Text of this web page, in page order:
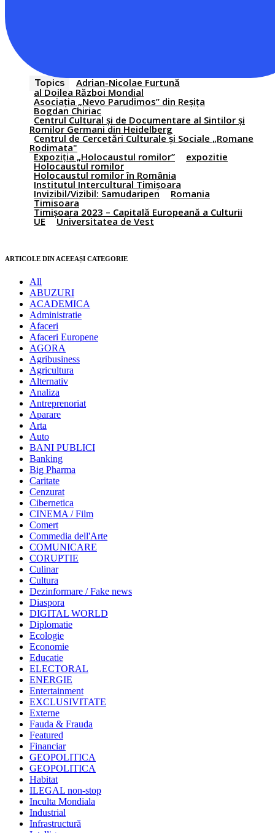
Topics
Adrian-Nicolae Furtună
al Doilea Război Mondial
Asociația „Nevo Parudimos” din Reșița
Bogdan Chiriac
Centrul Cultural și de Documentare al Sintilor și
Romilor Germani din Heidelberg
Centrul de Cercetări Culturale și Sociale „Romane
Rodimata"
Expoziția „Holocaustul romilor” expozitie
Holocaustul romilor
Holocaustul romilor în România
Institutul Intercultural Timișoara
Invizibil/Vizibil: Samudaripen Romania
Timisoara
Timișoara 2023 – Capitală Europeană a Culturii
UE Universitatea de Vest
ARTICOLE DIN ACEEAȘI CATEGORIE
All
ABUZURI
ACADEMICA
Administratie
Afaceri
Afaceri Europene
AGORA
Agribusiness
Agricultura
Alternativ
Analiza
Antreprenoriat
Aparare
Arta
Auto
BANI PUBLICI
Banking
Big Pharma
Caritate
Cenzurat
Cibernetica
CINEMA / Film
Comert
Commedia dell'Arte
COMUNICARE
CORUPTIE
Culinar
Cultura
Dezinformare / Fake news
Diaspora
DIGITAL WORLD
Diplomatie
Ecologie
Economie
Educatie
ELECTORAL
ENERGIE
Entertainment
EXCLUSIVITATE
Externe
Fauda & Frauda
Featured
Financiar
GEOPOLITICA
GEOPOLITICA
Habitat
ILEGAL non-stop
Inculta Mondiala
Industrial
Infrastructură